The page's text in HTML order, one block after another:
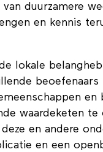
en
duurzamere
en kennis
lokale
en
waardeketen te
en andere